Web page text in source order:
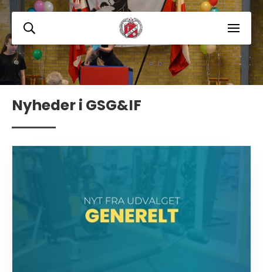
Nyheder i GSG&IF